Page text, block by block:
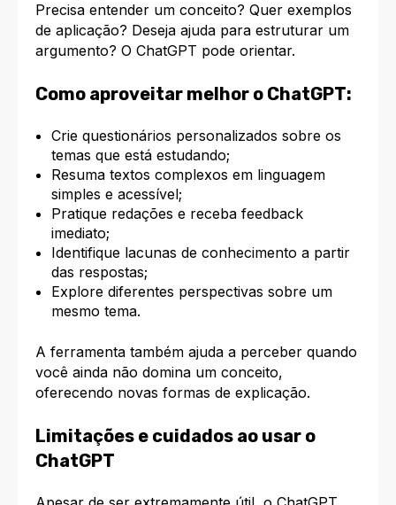
Precisa entender um conceito? Quer exemplos
de aplicação? Deseja ajuda para estruturar um
argumento? O ChatGPT pode orientar.​
Como aproveitar melhor o ChatGPT:
Crie questionários personalizados sobre os
temas que está estudando;
Resuma textos complexos em linguagem
simples e acessível;
Pratique redações e receba feedback
imediato;
Identifique lacunas de conhecimento a partir
das respostas;
Explore diferentes perspectivas sobre um
mesmo tema.
A ferramenta também ajuda a perceber quando
você ainda não domina um conceito,
oferecendo novas formas de explicação.​
Limitações e cuidados ao usar o
ChatGPT